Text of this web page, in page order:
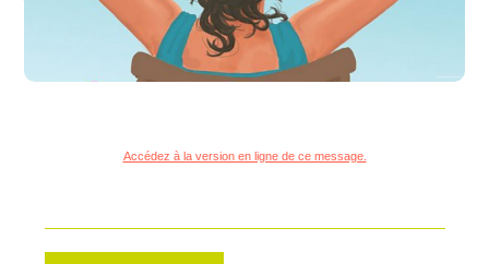
Accédez à la version en ligne de ce message.